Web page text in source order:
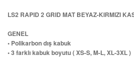
LS2 RAPID 2 GRID MAT BEYAZ-KIRMIZI
GENEL
• Polikarbon dış kabuk
• 3 farklı kabuk boyutu ( XS-S, M-L, XL-3XL )